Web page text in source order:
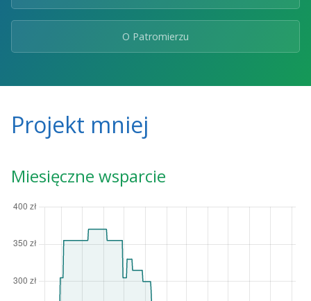
O Patromierzu
Projekt mniej
Miesięczne wsparcie